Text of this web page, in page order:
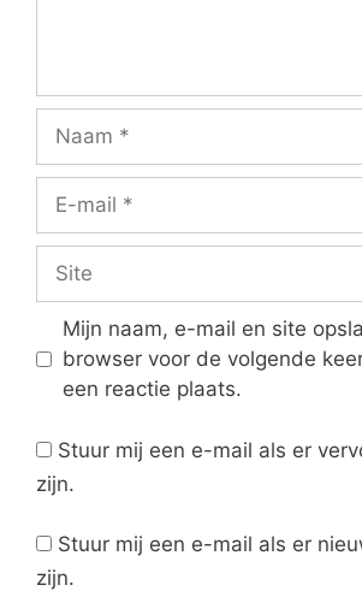
Naam
Site
Mijn naam, e-mail en site
browser voor de volgende
een reactie plaats.
Stuur mij een e-mail als er
zijn.
Stuur mij een e-mail als er
zijn.